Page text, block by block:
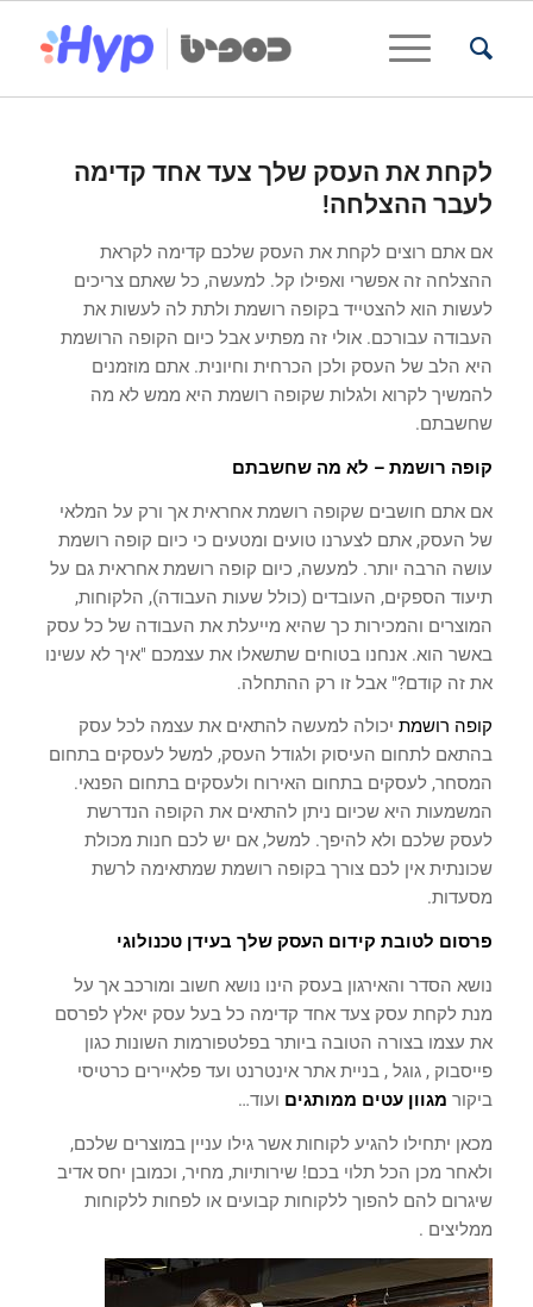
לקחת את העסק שלך צעד אחד קדימה
לעבר ההצלחה!
אם אתם רוצים לקחת את העסק שלכם קדימה לקראת
ההצלחה זה אפשרי ואפילו קל. למעשה, כל שאתם צריכים
לעשות הוא להצטייד בקופה רושמת ולתת לה לעשות את
העבודה עבורכם. אולי זה מפתיע אבל כיום הקופה הרושמת
היא הלב של העסק ולכן הכרחית וחיונית. אתם מוזמנים
להמשיך לקרוא ולגלות שקופה רושמת היא ממש לא מה
שחשבתם.
קופה רושמת – לא מה שחשבתם
אם אתם חושבים שקופה רושמת אחראית אך ורק על המלאי
של העסק, אתם לצערנו טועים ומטעים כי כיום קופה רושמת
עושה הרבה יותר. למעשה, כיום קופה רושמת אחראית גם על
תיעוד הספקים, העובדים (כולל שעות העבודה), הלקוחות,
המוצרים והמכירות כך שהיא מייעלת את העבודה של כל עסק
באשר הוא. אנחנו בטוחים שתשאלו את עצמכם "איך לא עשינו
את זה קודם?" אבל זו רק ההתחלה.
קופה רושמתיכולה למעשה להתאים את עצמה לכל עסק
בהתאם לתחום העיסוק ולגודל העסק, למשל לעסקים בתחום
המסחר, לעסקים בתחום האירוח ולעסקים בתחום הפנאי.
המשמעות היא שכיום ניתן להתאים את הקופה הנדרשת
לעסק שלכם ולא להיפך. למשל, אם יש לכם חנות מכולת
שכונתית אין לכם צורך בקופה רושמת שמתאימה לרשת
מסעדות.
פרסום לטובת קידום העסק שלך בעידן טכנולוגי
נושא הסדר והאירגון בעסק הינו נושא חשוב ומורכב אך על
מנת לקחת עסק צעד אחד קדימה כל בעל עסק יאלץ לפרסם
את עצמו בצורה הטובה ביותר בפלטפורמות השונות כגון
פייסבוק , גוגל , בניית אתר אינטרנט ועד פלאיירים כרטיסי
ביקור מגוון עטים ממותגים ועוד…
מכאן יתחילו להגיע לקוחות אשר גילו עניין במוצרים שלכם,
ולאחר מכן הכל תלוי בכם! שירותיות, מחיר, וכמובן יחס אדיב
שיגרום להם להפוך ללקוחות קבועים או לפחות ללקוחות
ממליצים .